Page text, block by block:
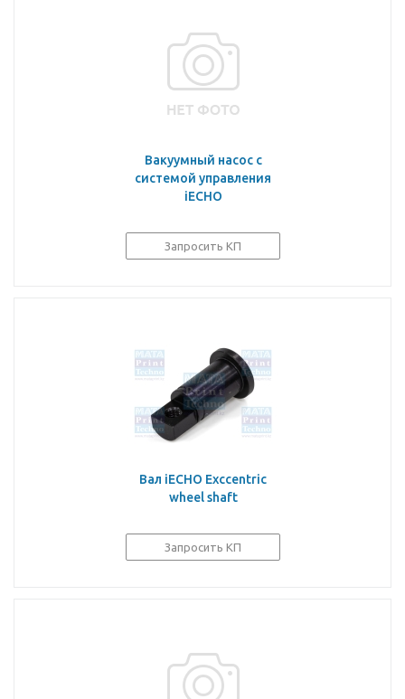
Вакуумный насос с
системой управления
iECHO
Запросить КП
Вал iECHO Exccentric
wheel shaft
Запросить КП